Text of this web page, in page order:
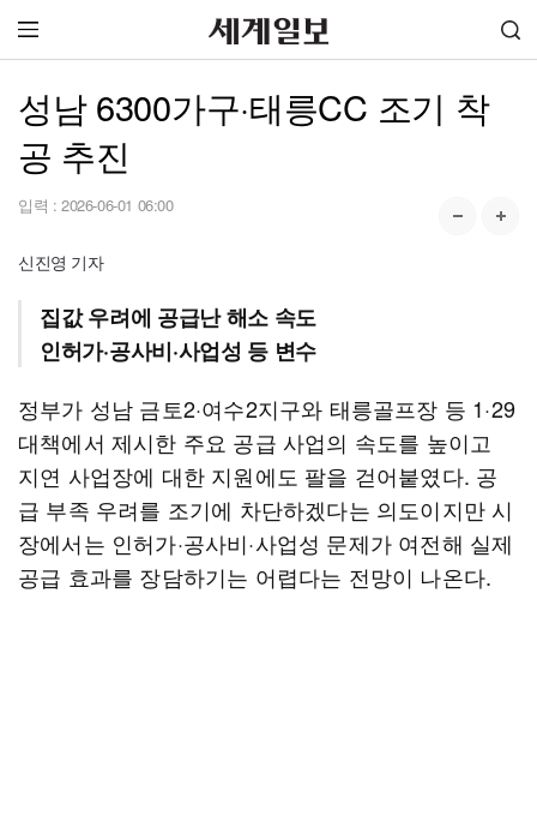
성남 6300가구·태릉CC 조기 착
공 추진
입력 : 2026-06-01 06:00
신진영 기자
집값 우려에 공급난 해소 속도
인허가·공사비·사업성 등 변수
정부가 성남 금토2·여수2지구와 태릉골프장 등 1·29
대책에서 제시한 주요 공급 사업의 속도를 높이고
지연 사업장에 대한 지원에도 팔을 걷어붙였다. 공
급 부족 우려를 조기에 차단하겠다는 의도이지만 시
장에서는 인허가·공사비·사업성 문제가 여전해 실제
공급 효과를 장담하기는 어렵다는 전망이 나온다.